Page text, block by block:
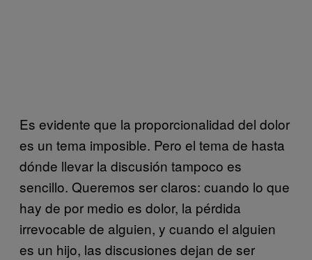
Es evidente que la proporcionalidad del dolor
es un tema imposible. Pero el tema de hasta
dónde llevar la discusión tampoco es
sencillo. Queremos ser claros: cuando lo que
hay de por medio es dolor, la pérdida
irrevocable de alguien, y cuando el alguien
es un hijo, las discusiones dejan de ser